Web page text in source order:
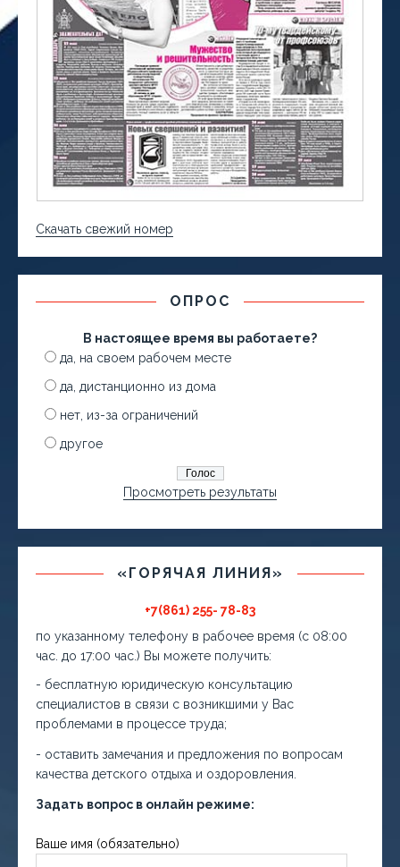
Скачать свежий номер
ОПРОС
В настоящее время вы работаете?
да, на своем рабочем месте
да, дистанционно из дома
нет, из-за ограничений
другое
Просмотреть результаты
«ГОРЯЧАЯ ЛИНИЯ»
+7(861) 255- 78-83
по указанному телефону в рабочее время (с 08:00
час. до 17:00 час.) Вы можете получить:
- бесплатную юридическую консультацию
специалистов в связи с возникшими у Вас
проблемами в процессе труда;
- оставить замечания и предложения по вопросам
качества детского отдыха и оздоровления.
Задать вопрос в онлайн режиме:
Ваше имя (обязательно)